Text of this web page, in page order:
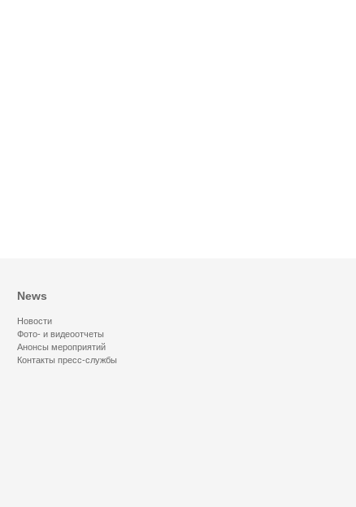
News
Новости
Фото- и видеоотчеты
Анонсы мероприятий
Контакты пресс-службы